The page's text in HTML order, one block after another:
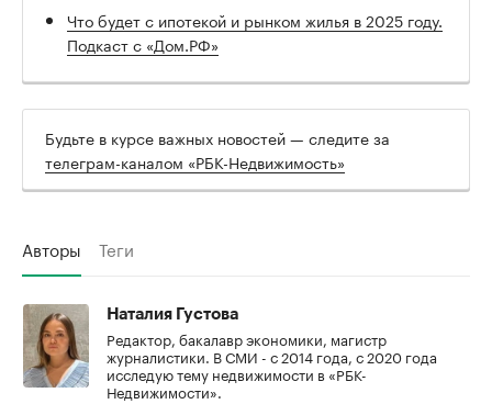
Что будет с ипотекой и рынком жилья в 2025 году.
Подкаст с «Дом.РФ»
Будьте в курсе важных новостей — следите за
телеграм-каналом «РБК-Недвижимость»
Авторы Теги
Наталия Густова
Редактор, бакалавр экономики, магистр
журналистики. В СМИ - с 2014 года, с 2020 года
исследую тему недвижимости в «РБК-
Недвижимости».